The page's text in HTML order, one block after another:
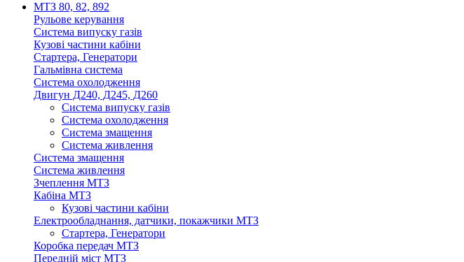
МТЗ 80, 82, 892
Рульове керування
Система випуску газів
Кузові частини кабіни
Стартера, Генератори
Гальмівна система
Система охолодження
Двигун Д240, Д245, Д260
Система випуску газів
Система охолодження
Система змащення
Система живлення
Система змащення
Система живлення
Зчеплення МТЗ
Кабіна МТЗ
Кузові частини кабіни
Електрообладнання, датчики, покажчики МТЗ
Стартера, Генератори
Коробка передач МТЗ
Передній міст МТЗ